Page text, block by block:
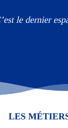
le dernier
LES